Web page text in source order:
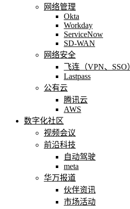
网络管理
Okta
Workday
ServiceNow
SD-WAN
网络安全
飞连（VPN、SSO
Lastpass
公有云
腾讯云
AWS
数字化社区
视频会议
前沿科技
自动驾驶
meta
华万报道
伙伴资讯
市场活动